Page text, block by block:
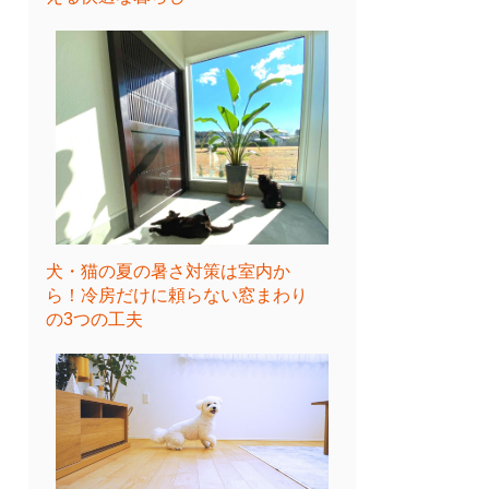
犬・猫の夏の暑さ対策は室内か
ら！冷房だけに頼らない窓まわり
の3つの工夫